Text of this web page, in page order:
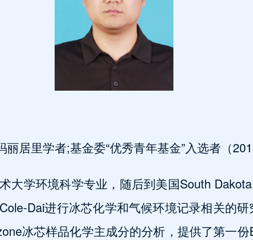
居里学者;基金委“优秀青年基金”入选者（
大学环境科学专业，随后到美国South
Dai进行冰芯化学和气候环境记录相关的
冰芯样品化学主成分的分析，提供了第一